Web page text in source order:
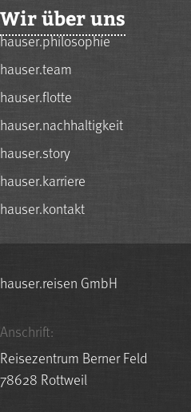
Wir über uns
hauser.philosophie
hauser.team
hauser.flotte
hauser.nachhaltigkeit
hauser.story
hauser.karriere
hauser.kontakt
hauser.reisen GmbH
Anschrift:
Reisezentrum Berner Feld
78628 Rottweil